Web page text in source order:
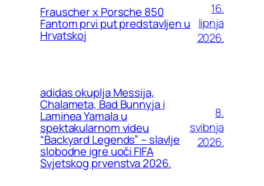
Frauscher x Porsche 850
Fantom prvi put predstavljen u
Hrvatskoj
16.
lipnja
2026.
adidas okuplja Messija,
Chalameta, Bad Bunnyja i
Laminea Yamala u
spektakularnom videu
“Backyard Legends” – slavlje
slobodne igre uoči FIFA
Svjetskog prvenstva 2026.
8.
svibnja
2026.